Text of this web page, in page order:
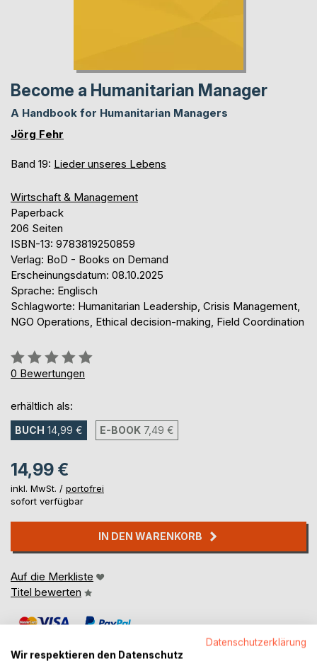
Become a Humanitarian Manager
A Handbook for Humanitarian Managers
Jörg Fehr
Band 19: Lieder unseres Lebens
Wirtschaft & Management
Paperback
206 Seiten
ISBN-13: 9783819250859
Verlag: BoD - Books on Demand
Erscheinungsdatum: 08.10.2025
Sprache: Englisch
Schlagworte: Humanitarian Leadership, Crisis Management,
NGO Operations, Ethical decision-making, Field Coordination
Bewertung::
0%
0 Bewertungen
erhältlich als:
BUCH 14,99 € E-BOOK 7,49 €
14,99 €
inkl. MwSt. / portofrei
sofort verfügbar
IN DEN WARENKORB
Auf die Merkliste
Titel bewerten
Datenschutzerklärung
Wir respektieren den Datenschutz